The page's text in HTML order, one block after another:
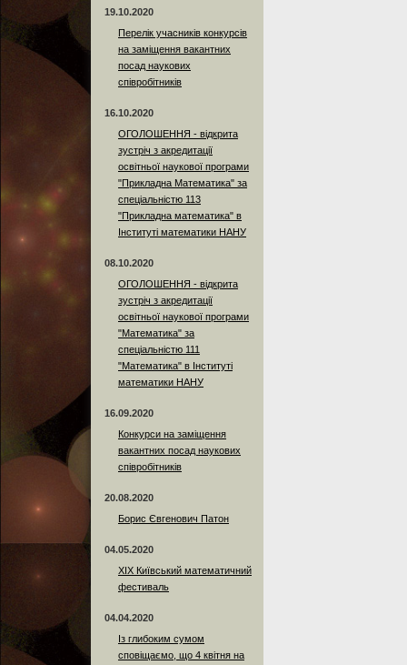
19.10.2020
Перелік учасників конкурсів
на заміщення вакантних
посад наукових
співробітників
16.10.2020
ОГОЛОШЕННЯ - відкрита
зустріч з акредитації
освітньої наукової програми
"Прикладна Математика" за
спеціальністю 113
"Прикладна математика" в
Інституті математики НАНУ
08.10.2020
ОГОЛОШЕННЯ - відкрита
зустріч з акредитації
освітньої наукової програми
"Математика" за
спеціальністю 111
"Математика" в Інституті
математики НАНУ
16.09.2020
Конкурси на заміщення
вакантних посад наукових
співробітників
20.08.2020
Борис Євгенович Патон
04.05.2020
XIX Київський математичний
фестиваль
04.04.2020
Із глибоким сумом
сповіщаємо, що 4 квітня на